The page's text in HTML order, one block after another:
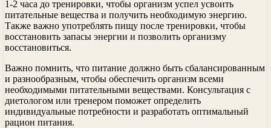
1-2 часа до тренировки, чтобы организм успел усвоить
питательные вещества и получить необходимую энергию.
Также важно употреблять пищу после тренировки, чтобы
восстановить запасы энергии и позволить организму
восстановиться.
Важно помнить, что питание должно быть сбалансированным
и разнообразным, чтобы обеспечить организм всеми
необходимыми питательными веществами. Консультация с
диетологом или тренером поможет определить
индивидуальные потребности и разработать оптимальный
рацион питания.